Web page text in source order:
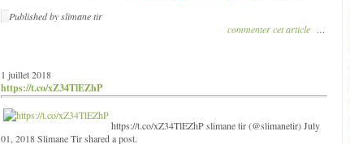
Published by slimane tir
commenter cet article …
1 juillet 2018
https://t.co/xZ34TlEZhP
https://t.co/xZ34TlEZhP slimane tir (@slimanetir) July
01, 2018 Slimane Tir shared a post.